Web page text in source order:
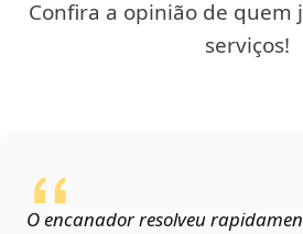
Confira a opinião de quem
serviços!
O encanador resolveu